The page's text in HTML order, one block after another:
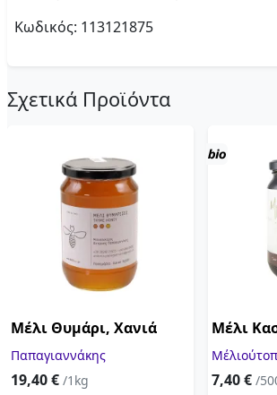
Κωδικός: 113121875
Σχετικά Προϊόντα
Μέλι Θυμάρι, Χανιά
Παπαγιαννάκης
19,40 € /1kg
Μέλι
7,40 € /